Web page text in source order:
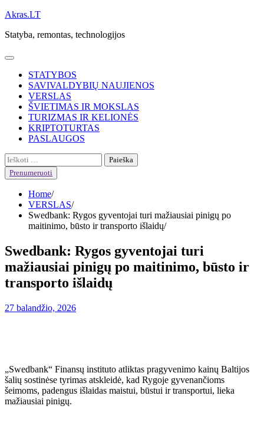
Skip
content
Akras.LT
Statyba, remontas, technologijos
STATYBOS
SAVIVALDYBIŲ NAUJIENOS
VERSLAS
ŠVIETIMAS IR MOKSLAS
TURIZMAS IR KELIONĖS
KRIPTOTURTAS
PASLAUGOS
Ieškoti:
Prenumeruoti
Home
VERSLAS
Swedbank: Rygos gyventojai turi mažiausiai pinigų po
maitinimo, būsto ir transporto išlaidų
Swedbank: Rygos gyventojai turi
mažiausiai pinigų po maitinimo, būsto ir
transporto išlaidų
27 balandžio, 2026
„Swedbank“ Finansų instituto atliktas pragyvenimo kainų Baltijos
šalių sostinėse tyrimas atskleidė, kad Rygoje gyvenančioms
šeimoms, padengus išlaidas maistui, būstui ir transportui, lieka
mažiausiai pinigų.